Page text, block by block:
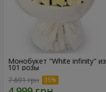
Монобукет "White infinity" из
101 розы
7 691 грн